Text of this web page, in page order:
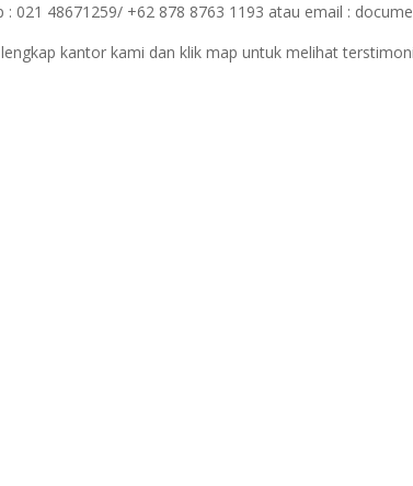
: 021 48671259/ +62 878 8763 1193 atau email :
kantor kami dan klik map untuk melihat